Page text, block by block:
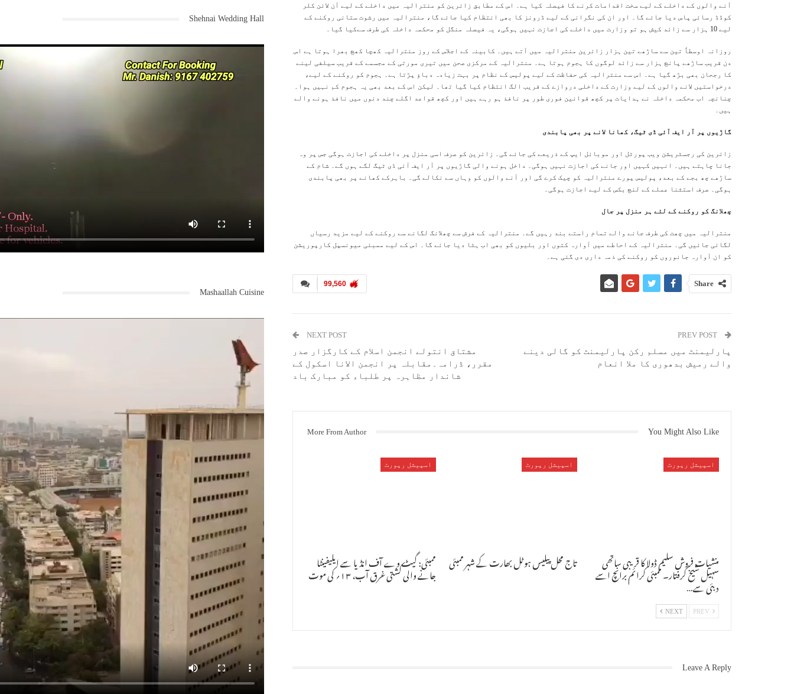
آنے والوں کے داخلے کے لیے سخت اقدامات کرنے کا فیصلہ کیا ہے۔ اس کے مطابق زائرین کو منترالیہ میں داخلے کے لیے آن لائن کلر
کوڈڈ رسائی پاس دیا جائے گا۔ اور ان کی نگرانی کے لیے ڈرونز کا بھی انتظام کیا جائے گا، منترالیہ میں رشوت ستانی روکنے کے
لیے 10 ہزار سے زائد کیش ہو تو وزارت میں داخلے کی اجازت نہیں ہوگی، یہ فیصلہ منگل کو محکمہ داخلہ کی طرف سےکیا گیا۔
روزانہ اوسطاً تین سے ساڑھے تین ہزار زائرین منترالیہ میں آتے ہیں۔ کابینہ کے اجلاس کے روز منترالیہ کھچا کھچ بھرا ہوتا ہے اس
دن قریب ساڑھے پانچ ہزار سے زائد لوگوں کا ہجوم ہوتا ہے۔ منترالیہ کے مرکزی صحن میں تیری مورتی کے مجسمے کے قریب سیلفی لینے
کا رجحان بھی بڑھ گیا ہے۔ اس سے منترالیہ کی حفاظت کے لیے پولیس کے نظام پر بہت زیادہ دباؤ پڑتا ہے۔ ہجوم کو روکنے کے لیے،
درخواستیں لانے والوں کے لیے وزارت کے داخلی دروازے کے قریب الگ انتظام کیا گیا تھا۔ لیکن اس کے بعد بھی یہ ہجوم کم نہیں ہوا۔
چنانچہ اب محکمہ داخلہ نے ہدایات پر کچھ قوانین فوری طور پر نافذ ہو رہے ہیں اور کچھ قواعد اگلے چند دنوں میں نافذ ہونے والے
ہیں۔
گاڑیوں پر آر ایف آئی ڈی ٹیگ، کھانا لانے پر بھی پابندی
زائرین کی رجسٹریشن ویب پورٹل اور موبائل ایپ کے ذریعے کی جائے گی۔ زائرین کو صرف اسی منزل پر داخلے کی اجازت ہوگی جس پر وہ
جانا چاہتے ہیں۔ انہیں کہیں اور جانے کی اجازت نہیں ہوگی۔ داخل ہونے والی گاڑیوں پر آر ایف آئی ڈی ٹیگ لگے ہوں گے۔ شام کے
ساڑھے چھ بجے کے بعد، پولیس پورے منترالیہ کو چیک کرے گی اور آنے والوں کو وہاں سے نکالے گی۔ باہرکے کھانے پر بھی پابندی
ہوگی۔ صرف استثنا عملے کے لنچ بکس کے لیے اجازت ہوگی۔
چھلانگ کو روکنے کے لئے ہر منزل پر جال
منترالیہ میں چھت کی طرف جانے والے تمام راستے بند رہیں گے۔ منترالیہ کے فرش سے چھلانگ لگانے سے روکنے کے لیے مزید رسیاں
لگائی جائیں گی۔ منترالیہ کے احاطے میں آوارہ کتوں اور بلیوں کو بھی اب ہٹا دیا جائے گا۔ اس کے لیے ممبئی میونسپل کارپوریشن
کو ان آوارہ جانوروں کو روکنے کی ذمہ داری دی گئی ہے۔
99,560 Share
پارلیمنٹ میں مسلم رکن پارلیمنٹ کو گالی دینے
والے رمیش بدھوری کا ملا انعام
NEXT POST
مشتاق انتولے انجمن اسلام کے کارگزار صدر
مقرر، ڈرامہ۔مقابلہ پر انجمن الانا اسکول کے
شاندار مظاہرہ پر طلباء کو مبارک باد
You Might Also Like
More From Author
اسپیشل رپورٹ
منشیات فروش سلیم ڈولا کا قریبی ساتھی
سہیل شیخ گرفتار۔ ممبئی کرائم برانچ اسے
دبئی سے…
اسپیشل رپورٹ
تاج محل پیلیس ہوٹل بھارت کے شہر ممبئی
اسپیشل رپورٹ
ممبئی: گیٹ وے آف انڈیا سے ایلیفینٹا
جانے والی کشتی غرق آب، ۱۳؍ کی موت
NEXT
Leave A Reply
Shehnai Wedding Hall
Mashaallah Cuisine